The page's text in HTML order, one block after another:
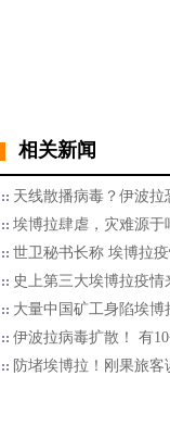
相关新闻
天线散播病毒？伊波
埃博拉肆虐，灾难源于
世卫秘书长称 埃博拉
史上第三大埃博拉疫
大量中国矿工身陷埃博
伊波拉病毒扩散！ 有
防堵埃博拉！刚果旅